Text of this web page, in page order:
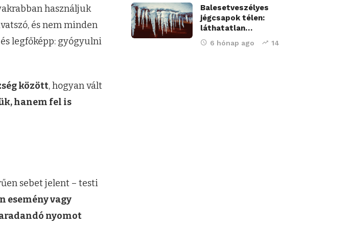
használjuk
és nem minden
legfőképp: gyógyulni
között, hogyan vált
hanem fel is
sebet jelent – testi
esemény vagy
nyomot
Balesetveszélyes
jégcsapok télen:
láthatatlan…
6 hónap ago 14